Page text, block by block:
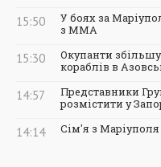
15:50
У боях за
з ММА
15:30
Окупанти
кораблів в
14:57
Представники
розмістити у
14:14 Сім'я з